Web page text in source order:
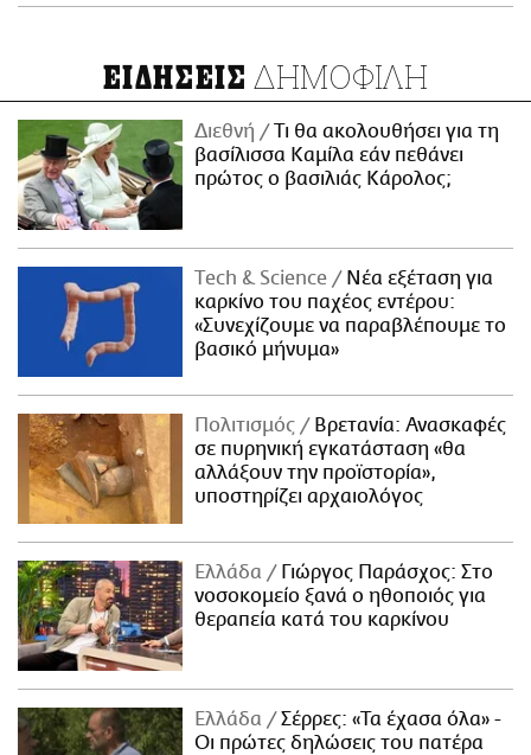
ΕΙΔΗΣΕΙΣ ΔΗΜΟΦΙΛΗ
Διεθνή
Τι θα ακολουθήσει για τη
βασίλισσα Καμίλα εάν πεθάνει
πρώτος ο βασιλιάς Κάρολος;
Τech & Science
Νέα εξέταση για
καρκίνο του παχέος εντέρου:
«Συνεχίζουμε να παραβλέπουμε το
βασικό μήνυμα»
Πολιτισμός
Βρετανία: Ανασκαφές
σε πυρηνική εγκατάσταση «θα
αλλάξουν την προϊστορία»,
υποστηρίζει αρχαιολόγος
Ελλάδα
Γιώργος Παράσχος: Στο
νοσοκομείο ξανά ο ηθοποιός για
θεραπεία κατά του καρκίνου
Ελλάδα
Σέρρες: «Τα έχασα όλα» -
Οι πρώτες δηλώσεις του πατέρα